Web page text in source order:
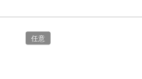
任意